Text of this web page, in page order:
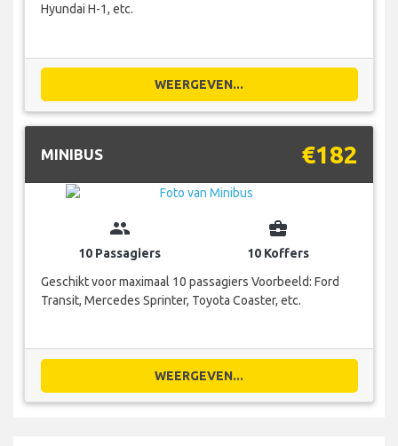
Hyundai H-1, etc.
WEERGEVEN...
MINIBUS €182
group
10 Passagiers
business_center
10 Koffers
Geschikt voor maximaal 10 passagiers Voorbeeld: Ford
Transit, Mercedes Sprinter, Toyota Coaster, etc.
WEERGEVEN...